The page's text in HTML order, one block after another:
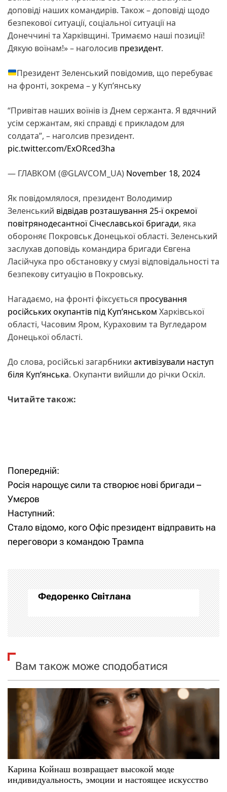
доповіді наших командирів. Також – доповіді щодо
безпекової ситуації, соціальної ситуації на
Донеччині та Харківщині. Тримаємо наші позиції!
Дякую воїнам!» – наголосив президент.
Президент Зеленський повідомив, що перебуває
на фронті, зокрема – у Куп’янську
“Привітав наших воїнів із Днем сержанта. Я вдячний
усім сержантам, які справді є прикладом для
солдата”, – наголсив президент.
pic.twitter.com/ExORced3ha
— ГЛАВКОМ (@GLAVCOM_UA) November 18, 2024
Як повідомлялося, президент Володимир
Зеленський відвідав розташування 25-ї окремої
повітрянодесантної Січеславської бригади, яка
обороняє Покровськ Донецької області. Зеленський
заслухав доповідь командира бригади Євгена
Ласійчука про обстановку у смузі відповідальності та
безпекову ситуацію в Покровську.
Нагадаємо, на фронті фіксується просування
російських окупантів під Куп’янськом Харківської
області, Часовим Яром, Кураховим та Вугледаром
Донецької області.
До слова, російські загарбники активізували наступ
біля Куп’янська. Окупанти вийшли до річки Оскіл.
Читайте також:
Н
а
в
і
а
ц
і
а
п
с
і
Попередній:
Росія нарощує сили та створює нові бригади –
Умєров
Наступний:
Стало відомо, кого Офіс президент відправить на
переговори з командою Трампа
Федоренко Світлана
Вам також може сподобатися
Карина Койнаш возвращает высокой моде
индивидуальность, эмоции и настоящее искусство